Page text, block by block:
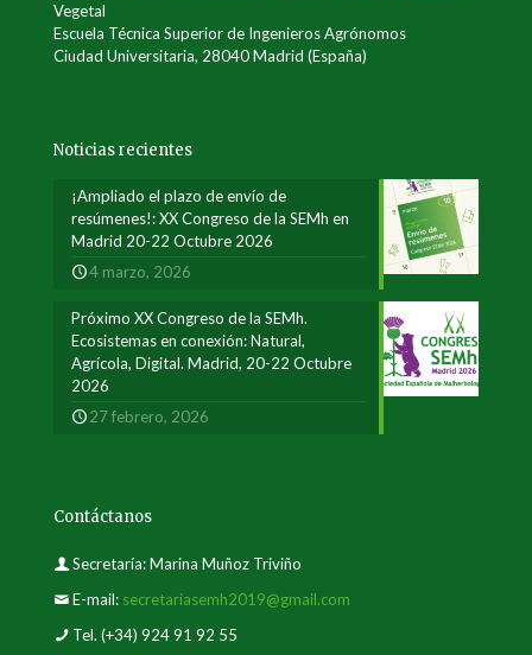
Vegetal
Escuela Técnica Superior de Ingenieros Agrónomos
Ciudad Universitaria, 28040 Madrid (España)
Noticias recientes
¡Ampliado el plazo de envío de
resúmenes!: XX Congreso de la SEMh en
Madrid 20-22 Octubre 2026
4 marzo, 2026
Próximo XX Congreso de la SEMh.
Ecosistemas en conexión: Natural,
Agrícola, Digital. Madrid, 20-22 Octubre
2026
27 febrero, 2026
Contáctanos
Secretaría: Marina Muñoz Triviño
E-mail: secretariasemh2019@gmail.com
Tel. (+34) 924 91 92 55